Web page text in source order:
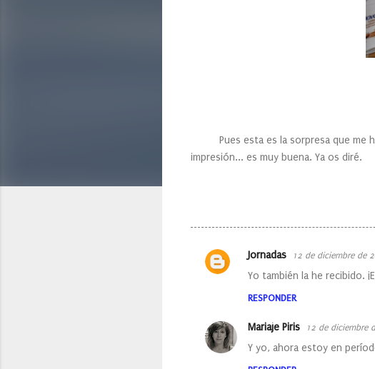
Pues esta es la sorpresa que me he
impresión... es muy buena. Ya os diré.
C
e
n
Jornadas 12 de diciembre de
Yo también la he recibido.
RESPONDER
Mariaje Piris 12 de diciembre
Y yo, ahora estoy en